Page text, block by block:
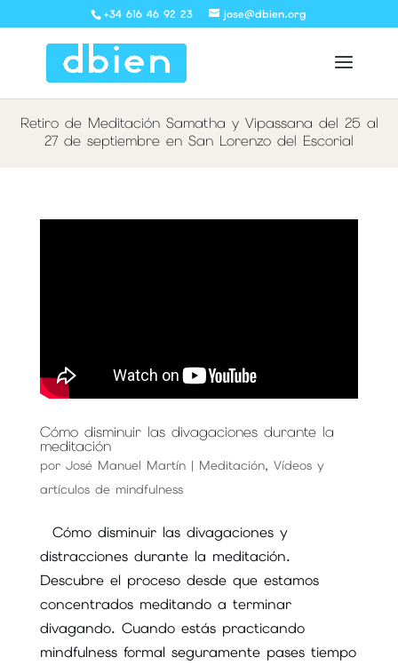
+34 616 46 92 23 jose@dbien.org
Retiro de Meditación Samatha y Vipassana del 25 al
27 de septiembre en San Lorenzo del Escorial
Cómo disminuir las divagaciones durante la
meditación
por José Manuel Martín| Meditación, Vídeos y
artículos de mindfulness
Cómo disminuir las divagaciones y
distracciones durante la meditación.
Descubre el proceso desde que estamos
concentrados meditando a terminar
divagando. Cuando estás practicando
mindfulness formal seguramente pases tiempo